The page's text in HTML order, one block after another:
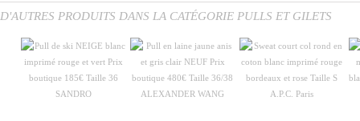
D'AUTRES PRODUITS DANS LA CATÉGORIE PULLS ET GILETS
SANDRO ALEXANDER WANG A.P.C. Paris